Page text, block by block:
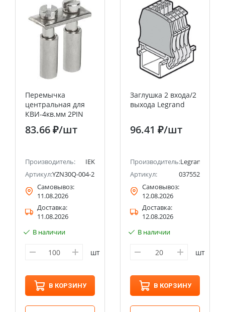
Перемычка
центральная для
КВИ-4кв.мм 2PIN
83.66 ₽/шт
Производитель:
IEK
Артикул:YZN30Q-004-2P
Самовывоз:
11.08.2026
Доставка:
11.08.2026
В наличии
шт
В КОРЗИНУ
Заглушка 2 входа/2
выхода Legrand
96.41 ₽/шт
Производитель:Legrand
Артикул:
037552
Самовывоз:
12.08.2026
Доставка:
12.08.2026
В наличии
шт
В КОРЗИНУ